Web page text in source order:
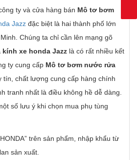
ty và cửa hàng bán Mô tơ bơm
Jazz đặc biệt là hai thành phố lớn
Chúng ta chỉ cần lên mạng gõ
xe honda Jazz là có rất nhiều kết
ty cung cấp Mô tơ bơm nước rửa
tín, chất lượng cung cấp hàng chính
tranh nhất là điều không hề dễ dàng.
số lưu ý khi chọn mua phụ tùng
trên sản phẩm, nhập khẩu từ
sản xuất.